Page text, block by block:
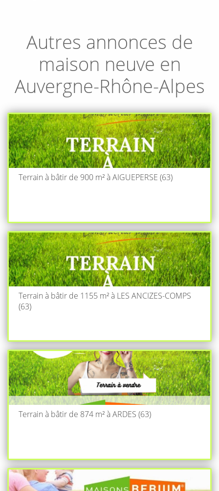
Autres annonces de
maison neuve en
Auvergne-Rhône-Alpes
Terrain à bâtir de 900 m² à AIGUEPERSE (63)
Terrain à bâtir de 1155 m² à LES ANCIZES-COMPS
(63)
Terrain à bâtir de 874 m² à ARDES (63)